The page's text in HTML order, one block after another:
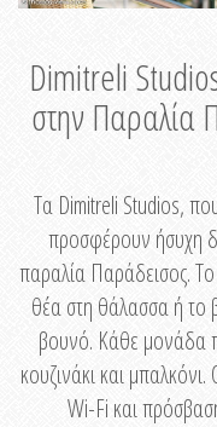
Dimitreli
στην Παραλία
Τα Dimitreli Studios,
προσφέρουν ήσυχη
παραλία Παράδεισος. Το
θέα στη θάλασσα ή το
βουνό. Κάθε μονάδα
κουζινάκι και
Wi-Fi και